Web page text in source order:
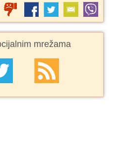
mrežama